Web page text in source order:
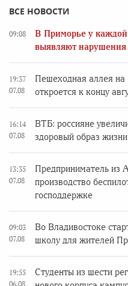
ВСЕ НОВОСТИ
09:08
В Приморье у каждой
выявляют нарушения
19:37
07.08
Пешеходная аллея на
откроется к концу
16:14
07.08
ВТБ: россияне
здоровый образ жизни
13:35
07.08
Предприниматель из
производство
господдержке
09:03
07.08
Во Владивостоке
школу для жителей
19:55
06.08
Студенты из шести